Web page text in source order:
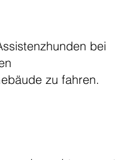
bei
zu fahren.